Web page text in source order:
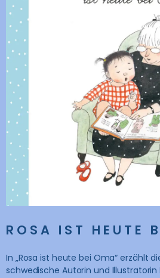
ROSA IST HEUTE
In „Rosa ist heute bei Oma“ erzählt
schwedische Autorin und